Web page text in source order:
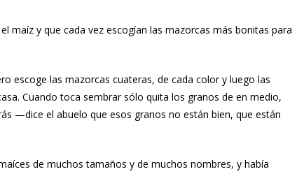
maíz y que cada vez escogían las mazorcas más bonitas para
las mazorcas cuateras, de cada color y luego las
Cuando toca sembrar sólo quita los granos de en medio,
—dice el abuelo que esos granos no están bien, que están
de muchos tamaños y de muchos nombres, y había